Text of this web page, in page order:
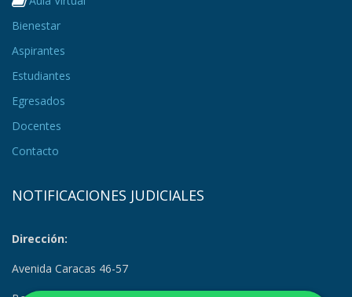
Bienestar
Aspirantes
Estudiantes
Egresados
Docentes
Contacto
NOTIFICACIONES JUDICIALES
Dirección:
Avenida Caracas 46-57